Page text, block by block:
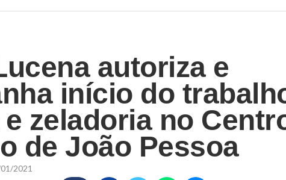
autoriza e
início do
zeladoria no
de João Pessoa
2021